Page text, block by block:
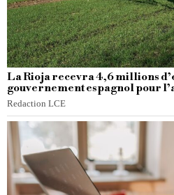
La Rioja recevra 4,6 millions
gouvernement espagnol pour
Redaction LCE